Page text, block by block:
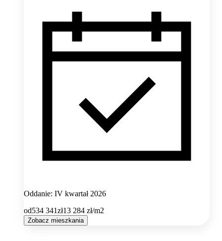
Oddanie: IV kwartał 2026
od534 341zł13 284 zł/m2
Zobacz mieszkania